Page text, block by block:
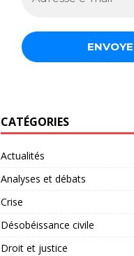
CATÉGORIES
Actualités
Analyses et débats
Crise
Désobéissance civile
Droit et justice